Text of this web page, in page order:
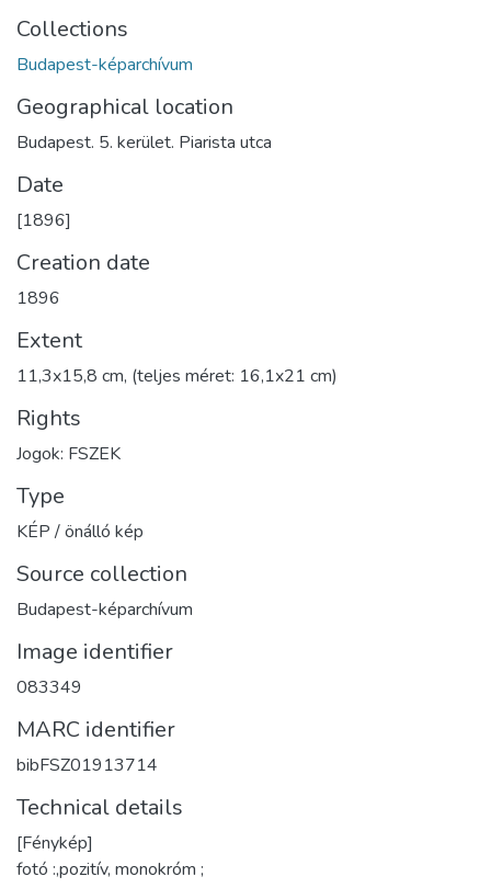
Collections
Budapest-képarchívum
Geographical location
Budapest. 5. kerület. Piarista utca
Date
[1896]
Creation date
1896
Extent
11,3x15,8 cm, (teljes méret: 16,1x21 cm)
Rights
Jogok: FSZEK
Type
KÉP / önálló kép
Source collection
Budapest-képarchívum
Image identifier
083349
MARC identifier
bibFSZ01913714
Technical details
[Fénykép]
fotó :,pozitív, monokróm ;